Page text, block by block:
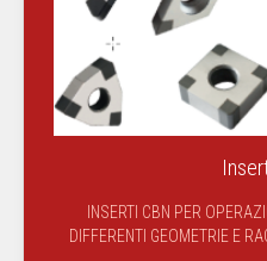
INSERTI CBN PER
DIFFERENTI GEOMETRIE E